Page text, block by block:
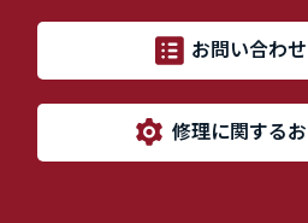
お問い合わ
修理に関する